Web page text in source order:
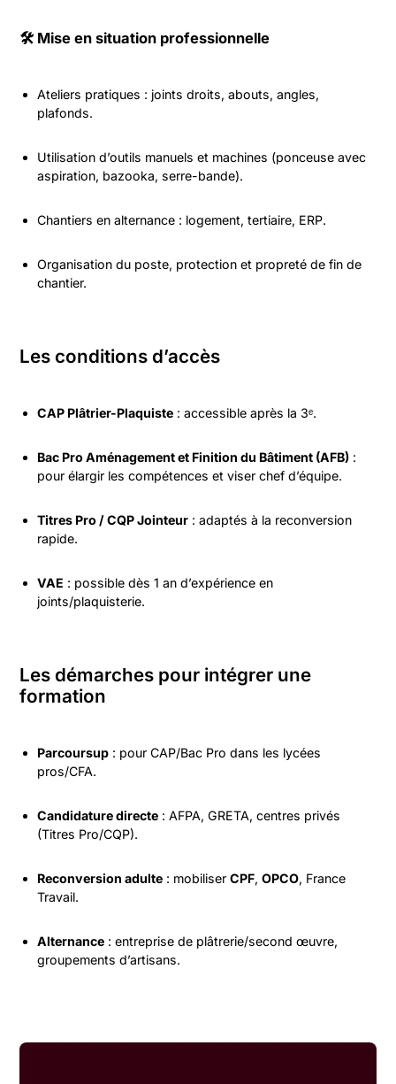
🛠️ Mise en situation professionnelle
Ateliers pratiques : joints droits, abouts, angles,
plafonds.
Utilisation d’outils manuels et machines (ponceuse avec
aspiration, bazooka, serre-bande).
Chantiers en alternance : logement, tertiaire, ERP.
Organisation du poste, protection et propreté de fin de
chantier.
Les conditions d’accès
CAP Plâtrier-Plaquiste : accessible après la 3ᵉ.
Bac Pro Aménagement et Finition du Bâtiment (AFB) :
pour élargir les compétences et viser chef d’équipe.
Titres Pro / CQP Jointeur : adaptés à la reconversion
rapide.
VAE : possible dès 1 an d’expérience en
joints/plaquisterie.
Les démarches pour intégrer une
formation
Parcoursup : pour CAP/Bac Pro dans les lycées
pros/CFA.
Candidature directe : AFPA, GRETA, centres privés
(Titres Pro/CQP).
Reconversion adulte : mobiliserCPF,OPCO, France
Travail.
Alternance : entreprise de plâtrerie/second œuvre,
groupements d’artisans.